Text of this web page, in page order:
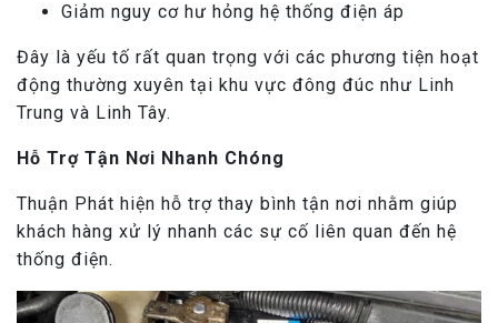
Giảm nguy cơ hư hỏng hệ thống điện áp
Đây là yếu tố rất quan trọng với các phương tiện hoạt
động thường xuyên tại khu vực đông đúc như Linh
Trung và Linh Tây.
Hỗ Trợ Tận Nơi Nhanh Chóng
Thuận Phát hiện hỗ trợ thay bình tận nơi nhằm giúp
khách hàng xử lý nhanh các sự cố liên quan đến hệ
thống điện.